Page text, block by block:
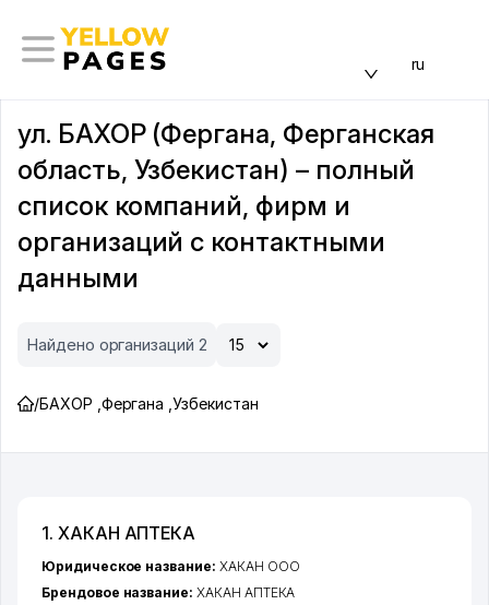
ru
ул. БАХОР (Фергана, Ферганская
область, Узбекистан) – полный
список компаний, фирм и
организаций с контактными
данными
Найдено организаций 2
/БАХОР Фергана ,Узбекистан
1. ХАКАН АПТЕКА
Юридическое название: ХАКАН ООО
Брендовое название: ХАКАН АПТЕКА